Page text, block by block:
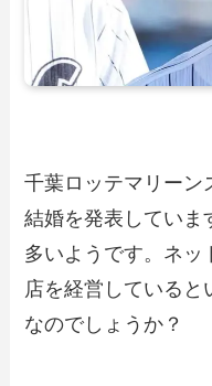
千葉ロッテマリーン
結婚を発表していま
多いようです。ネッ
店を経営していると
なのでしょうか？